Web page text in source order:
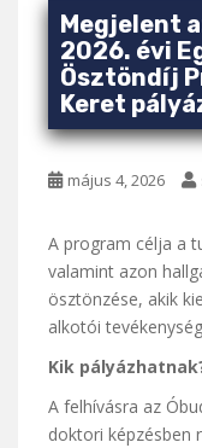
Megjelent
2026. évi
Ösztöndíj
Keret
május 4, 2026
A program célja a
valamint azon
ösztönzése, akik
alkotói
Kik
A felhívásra az
doktori képzésben